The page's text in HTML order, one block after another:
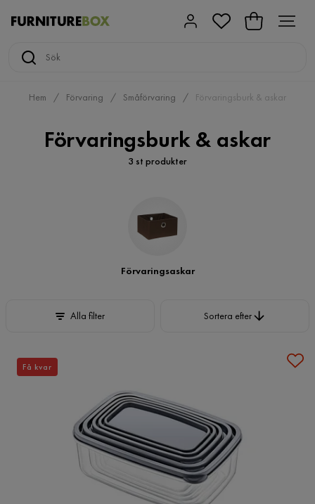
Hem Förvaring Småförvaring Förvaringsburk & askar
Förvaringsburk & askar
3 st produkter
Förvaringsaskar
Alla filter Sortera efter
Få kvar